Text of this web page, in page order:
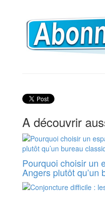
A découvrir
Pourquoi choisir un
Angers plutôt qu’un